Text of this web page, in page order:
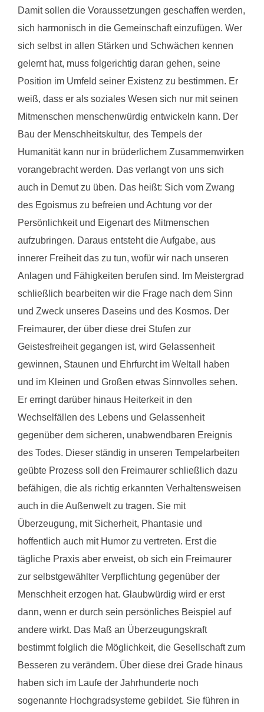
Damit sollen die Voraussetzungen geschaffen werden,
sich harmonisch in die Gemeinschaft einzufügen. Wer
sich selbst in allen Stärken und Schwächen kennen
gelernt hat, muss folgerichtig daran gehen, seine
Position im Umfeld seiner Existenz zu bestimmen. Er
weiß, dass er als soziales Wesen sich nur mit seinen
Mitmenschen menschenwürdig entwickeln kann. Der
Bau der Menschheitskultur, des Tempels der
Humanität kann nur in brüderlichem Zusammenwirken
vorangebracht werden. Das verlangt von uns sich
auch in Demut zu üben. Das heißt: Sich vom Zwang
des Egoismus zu befreien und Achtung vor der
Persönlichkeit und Eigenart des Mitmenschen
aufzubringen. Daraus entsteht die Aufgabe, aus
innerer Freiheit das zu tun, wofür wir nach unseren
Anlagen und Fähigkeiten berufen sind. Im Meistergrad
schließlich bearbeiten wir die Frage nach dem Sinn
und Zweck unseres Daseins und des Kosmos. Der
Freimaurer, der über diese drei Stufen zur
Geistesfreiheit gegangen ist, wird Gelassenheit
gewinnen, Staunen und Ehrfurcht im Weltall haben
und im Kleinen und Großen etwas Sinnvolles sehen.
Er erringt darüber hinaus Heiterkeit in den
Wechselfällen des Lebens und Gelassenheit
gegenüber dem sicheren, unabwendbaren Ereignis
des Todes. Dieser ständig in unseren Tempelarbeiten
geübte Prozess soll den Freimaurer schließlich dazu
befähigen, die als richtig erkannten Verhaltensweisen
auch in die Außenwelt zu tragen. Sie mit
Überzeugung, mit Sicherheit, Phantasie und
hoffentlich auch mit Humor zu vertreten. Erst die
tägliche Praxis aber erweist, ob sich ein Freimaurer
zur selbstgewählter Verpflichtung gegenüber der
Menschheit erzogen hat. Glaubwürdig wird er erst
dann, wenn er durch sein persönliches Beispiel auf
andere wirkt. Das Maß an Überzeugungskraft
bestimmt folglich die Möglichkeit, die Gesellschaft zum
Besseren zu verändern. Über diese drei Grade hinaus
haben sich im Laufe der Jahrhunderte noch
sogenannte Hochgradsysteme gebildet. Sie führen in